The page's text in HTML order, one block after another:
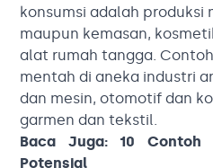
konsumsi adalah produksi
maupun kemasan,
alat rumah tangga.
mentah di aneka industri
dan mesin, otomotif dan
garmen dan tekstil.
Baca Juga: 10 Contoh
Potensial